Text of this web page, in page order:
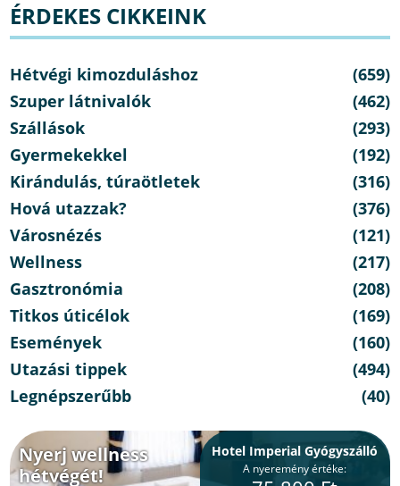
ÉRDEKES CIKKEINK
Hétvégi kimozduláshoz
(659)
Szuper látnivalók
(462)
Szállások
(293)
Gyermekekkel
(192)
Kirándulás, túraötletek
(316)
Hová utazzak?
(376)
Városnézés
(121)
Wellness
(217)
Gasztronómia
(208)
Titkos úticélok
(169)
Események
(160)
Utazási tippek
(494)
Legnépszerűbb
(40)
Nyerj wellness
hétvégét!
Hotel Imperial Gyógyszálló
A nyeremény értéke: